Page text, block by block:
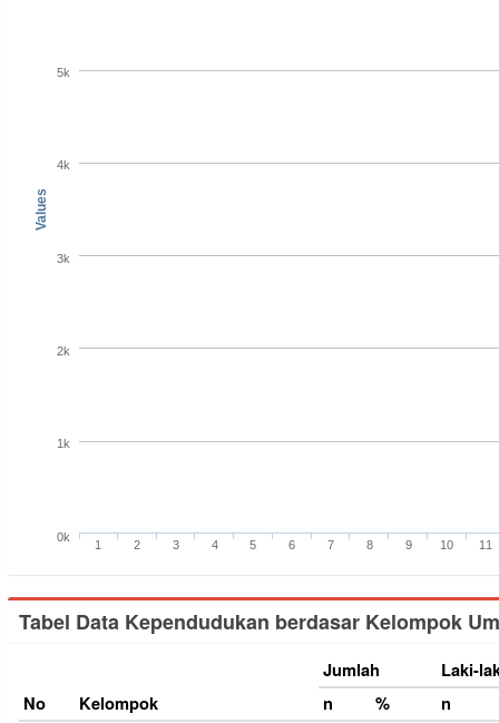
Values
1 2 3 4 5 6 7 8 9 10 11
0k
1k
2k
3k
4k
5k
Tabel Data Kependudukan berdasar Kelompok
No Kelompok
Jumlah
Laki-
n
%
n